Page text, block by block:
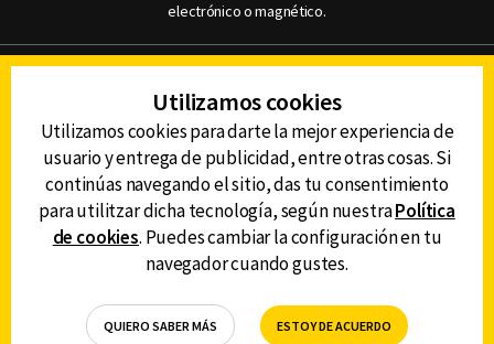
electrónico o magnético.
AVISO DE PRIVACIDAD
AVISO LEGAL
DEFENSORÍA DE LAS AUDIENCIAS
DESCARGA LA APP DE CANAL 6
Utilizamos cookies
Utilizamos cookies para darte la mejor experiencia de
usuario y entrega de publicidad, entre otras cosas. Si
continúas navegando el sitio, das tu consentimiento
para utilitzar dicha tecnología, según nuestraPolítica
de cookies. Puedes cambiar la configuración en tu
navegador cuando gustes.
QUIERO SABER MÁS ESTOY DE ACUERDO